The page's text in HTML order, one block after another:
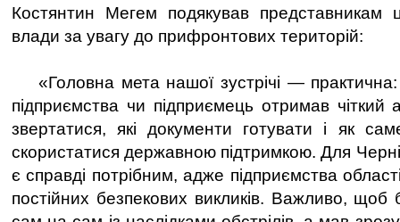
Костянтин Мегем подякував представникам
влади за увагу до прифронтових територій:
«Головна мета нашої зустрічі —
підприємства чи підприємець отримав
звертатися, які документи готувати і як
скористатися державною підтримкою. Для
є справді потрібним, адже підприємства
постійних безпекових викликів. Важливо, щоб